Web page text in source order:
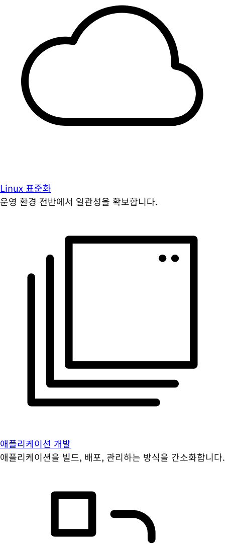
Linux 표준화
운영 환경 전반에서 일관성을 확보합니다.
애플리케이션 개발
애플리케이션을 빌드, 배포, 관리하는 방식을 간소화합니다.